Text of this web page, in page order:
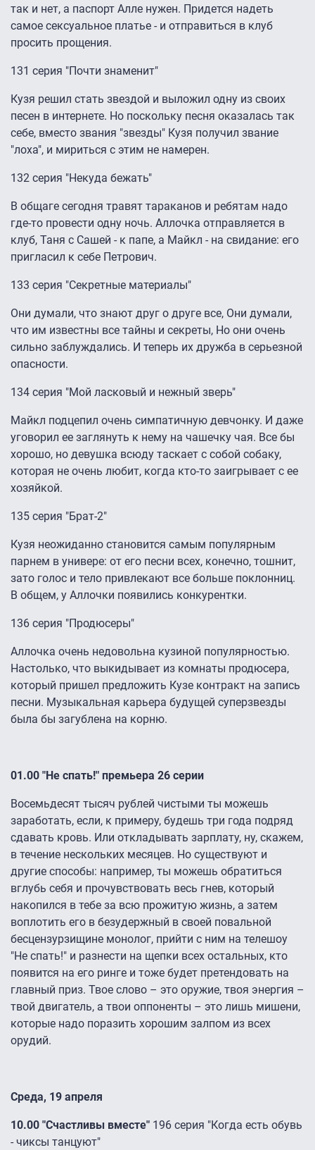
так и нет, а паспорт Алле нужен. Придется надеть
самое сексуальное платье - и отправиться в клуб
просить прощения.
131 серия "Почти знаменит"
Кузя решил стать звездой и выложил одну из своих
песен в интернете. Но поскольку песня оказалась так
себе, вместо звания "звезды" Кузя получил звание
"лоха", и мириться с этим не намерен.
132 серия "Некуда бежать"
В общаге сегодня травят тараканов и ребятам надо
где-то провести одну ночь. Аллочка отправляется в
клуб, Таня с Сашей - к папе, а Майкл - на свидание: его
пригласил к себе Петрович.
133 серия "Секретные материалы"
Они думали, что знают друг о друге все, Они думали,
что им известны все тайны и секреты, Но они очень
сильно заблуждались. И теперь их дружба в серьезной
опасности.
134 серия "Мой ласковый и нежный зверь"
Майкл подцепил очень симпатичную девчонку. И даже
уговорил ее заглянуть к нему на чашечку чая. Все бы
хорошо, но девушка всюду таскает с собой собаку,
которая не очень любит, когда кто-то заигрывает с ее
хозяйкой.
135 серия "Брат-2"
Кузя неожиданно становится самым популярным
парнем в универе: от его песни всех, конечно, тошнит,
зато голос и тело привлекают все больше поклонниц.
В общем, у Аллочки появились конкурентки.
136 серия "Продюсеры"
Аллочка очень недовольна кузиной популярностью.
Настолько, что выкидывает из комнаты продюсера,
который пришел предложить Кузе контракт на запись
песни. Музыкальная карьера будущей суперзвезды
была бы загублена на корню.
01.00 "Не спать!" премьера 26 серии
Восемьдесят тысяч рублей чистыми ты можешь
заработать, если, к примеру, будешь три года подряд
сдавать кровь. Или откладывать зарплату, ну, скажем,
в течение нескольких месяцев. Но существуют и
другие способы: например, ты можешь обратиться
вглубь себя и прочувствовать весь гнев, который
накопился в тебе за всю прожитую жизнь, а затем
воплотить его в безудержный в своей повальной
бесцензурзищине монолог, прийти с ним на телешоу
"Не спать!" и разнести на щепки всех остальных, кто
появится на его ринге и тоже будет претендовать на
главный приз. Твое слово – это оружие, твоя энергия –
твой двигатель, а твои оппоненты – это лишь мишени,
которые надо поразить хорошим залпом из всех
орудий.
Среда, 19 апреля
10.00 "Счастливы вместе" 196 серия "Когда есть обувь
- чиксы танцуют"